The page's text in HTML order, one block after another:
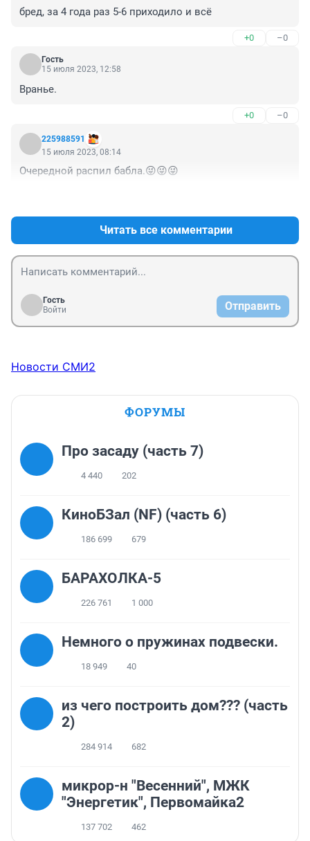
бред, за 4 года раз 5-6 приходило и всё
+0 –0
Гость
15 июля 2023, 12:58
Вранье.
+0 –0
225988591
15 июля 2023, 08:14
Очередной распил бабла.😜😜😜
Читать все комментарии
Гость
Войти
Отправить
Новости СМИ2
ФОРУМЫ
Про засаду (часть 7)
4 440 202
КиноБЗал (NF) (часть 6)
186 699 679
БАРАХОЛКА-5
226 761 1 000
Немного о пружинах подвески.
18 949 40
из чего построить дом??? (часть
2)
284 914 682
микрор-н "Весенний", МЖК
"Энергетик", Первомайка2
137 702 462